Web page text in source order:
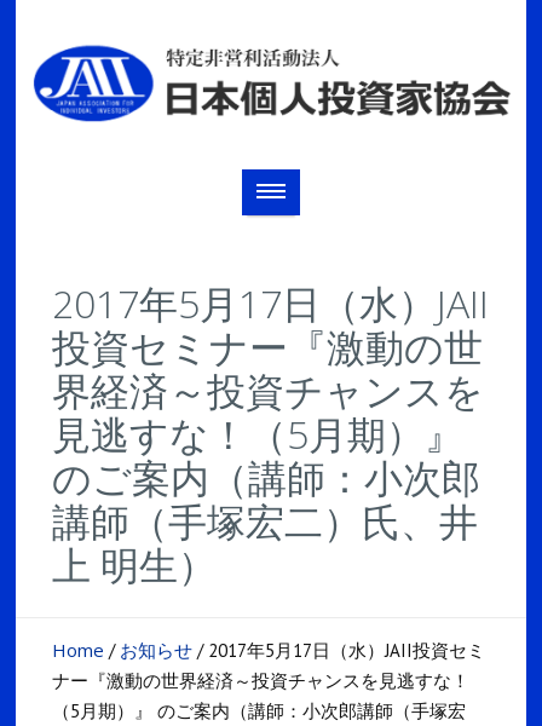
2017年5月17日（水）JAII
投資セミナー『激動の世
界経済～投資チャンスを
見逃すな！（5月期）』
のご案内（講師：小次郎
講師（手塚宏二）氏、井
上 明生）
Home / お知らせ / 2017年5月17日（水）JAII投資セミ
ナー『激動の世界経済～投資チャンスを見逃すな！
（5月期）』 のご案内（講師：小次郎講師（手塚宏